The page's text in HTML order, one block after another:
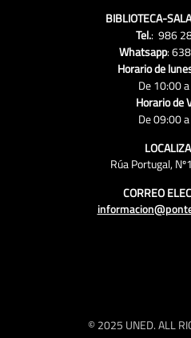
BIBLIOTECA-
Tel.: 986
Whatsapp:
Horario de
De 10:00
Horario de
De 09:00
Rúa Portugal,
CORREO
© 2025 UNED. ALL